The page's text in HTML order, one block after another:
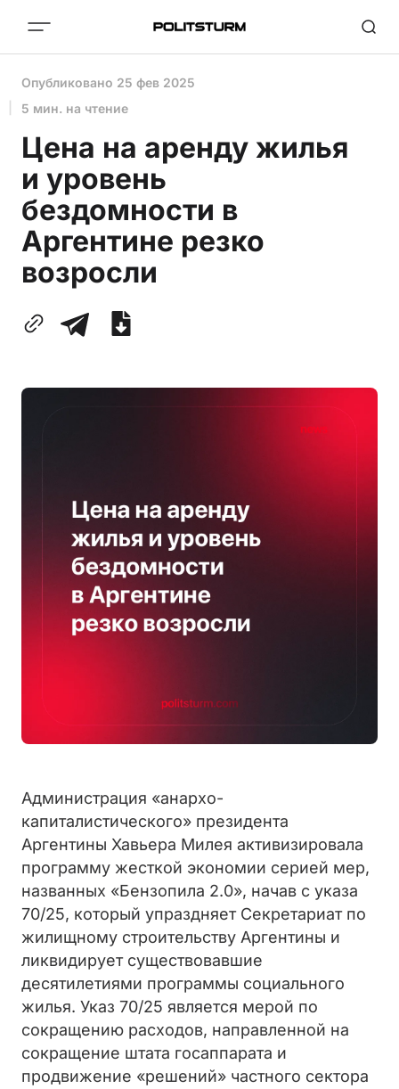
Опубликовано 25 фев 2025
5 мин. на чтение
Цена на аренду жилья
и уровень
бездомности в
Аргентине резко
возросли
Администрация «анархо-
капиталистического» президента
Аргентины Хавьера Милея активизировала
программу жесткой экономии серией мер,
названных «Бензопила 2.0», начав с указа
70/25, который упраздняет Секретариат по
жилищному строительству Аргентины и
ликвидирует существовавшие
десятилетиями программы социального
жилья. Указ 70/25 является мерой по
сокращению расходов, направленной на
сокращение штата госаппарата и
продвижение «решений» частного сектора